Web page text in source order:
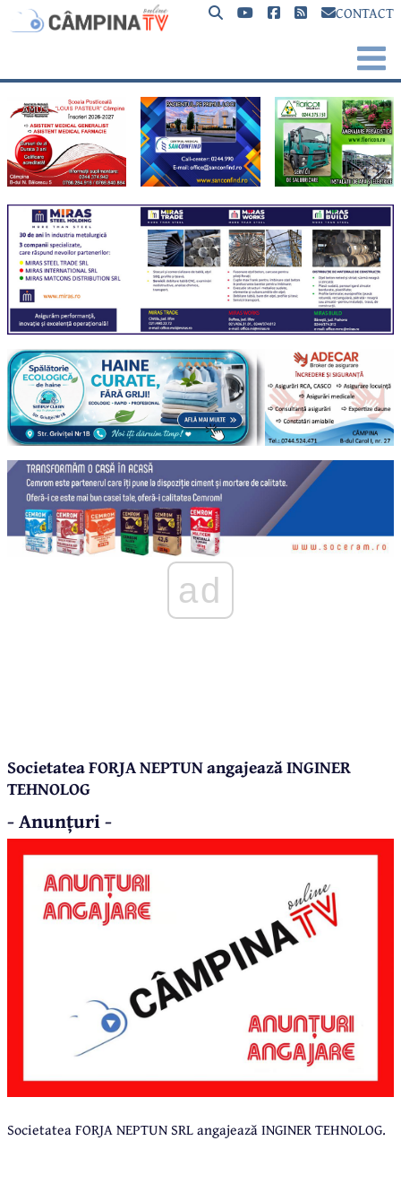
CONTACT
ad
Societatea FORJA NEPTUN angajează INGINER
TEHNOLOG
- Anunțuri -
Societatea FORJA NEPTUN SRL angajează INGINER TEHNOLOG.